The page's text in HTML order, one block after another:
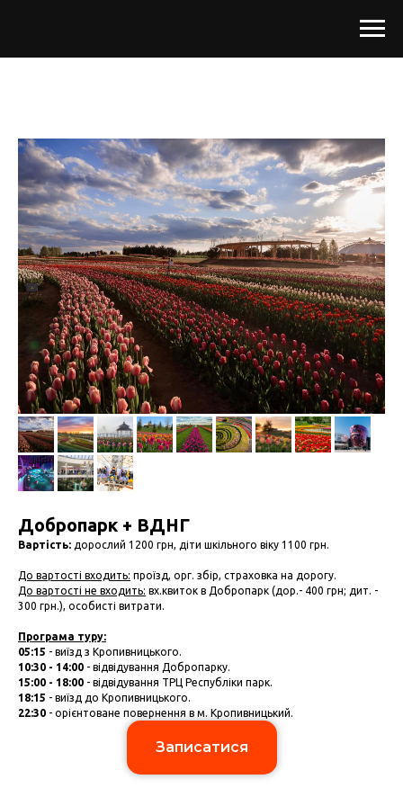
Добропарк + ВДНГ
Вартість: дорослий 1200 грн, діти шкільного віку 1100 грн.
До вартості входить: проїзд, орг. збір, страховка на дорогу.
До вартості не входить: вх.квиток в Добропарк (дор.- 400 грн; дит. -
300 грн.), особисті витрати.
Програма туру:
05:15 - виїзд з Кропивницького.
10:30 - 14:00 - відвідування Добропарку.
15:00 - 18:00 - відвідування ТРЦ Республіки парк.
18:15 - виїзд до Кропивницького.
22:30 - орієнтоване повернення в м. Кропивницький.
Записатися